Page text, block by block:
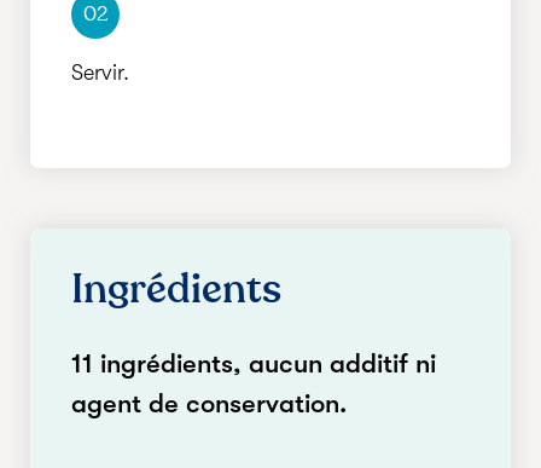
02
Servir.
Ingrédients
11 ingrédients, aucun additif ni
agent de conservation.